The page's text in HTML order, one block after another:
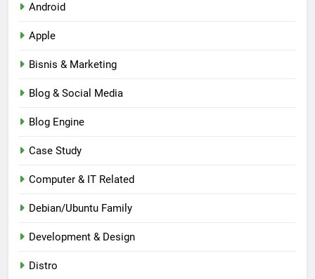
Android
Apple
Bisnis & Marketing
Blog & Social Media
Blog Engine
Case Study
Computer & IT Related
Debian/Ubuntu Family
Development & Design
Distro